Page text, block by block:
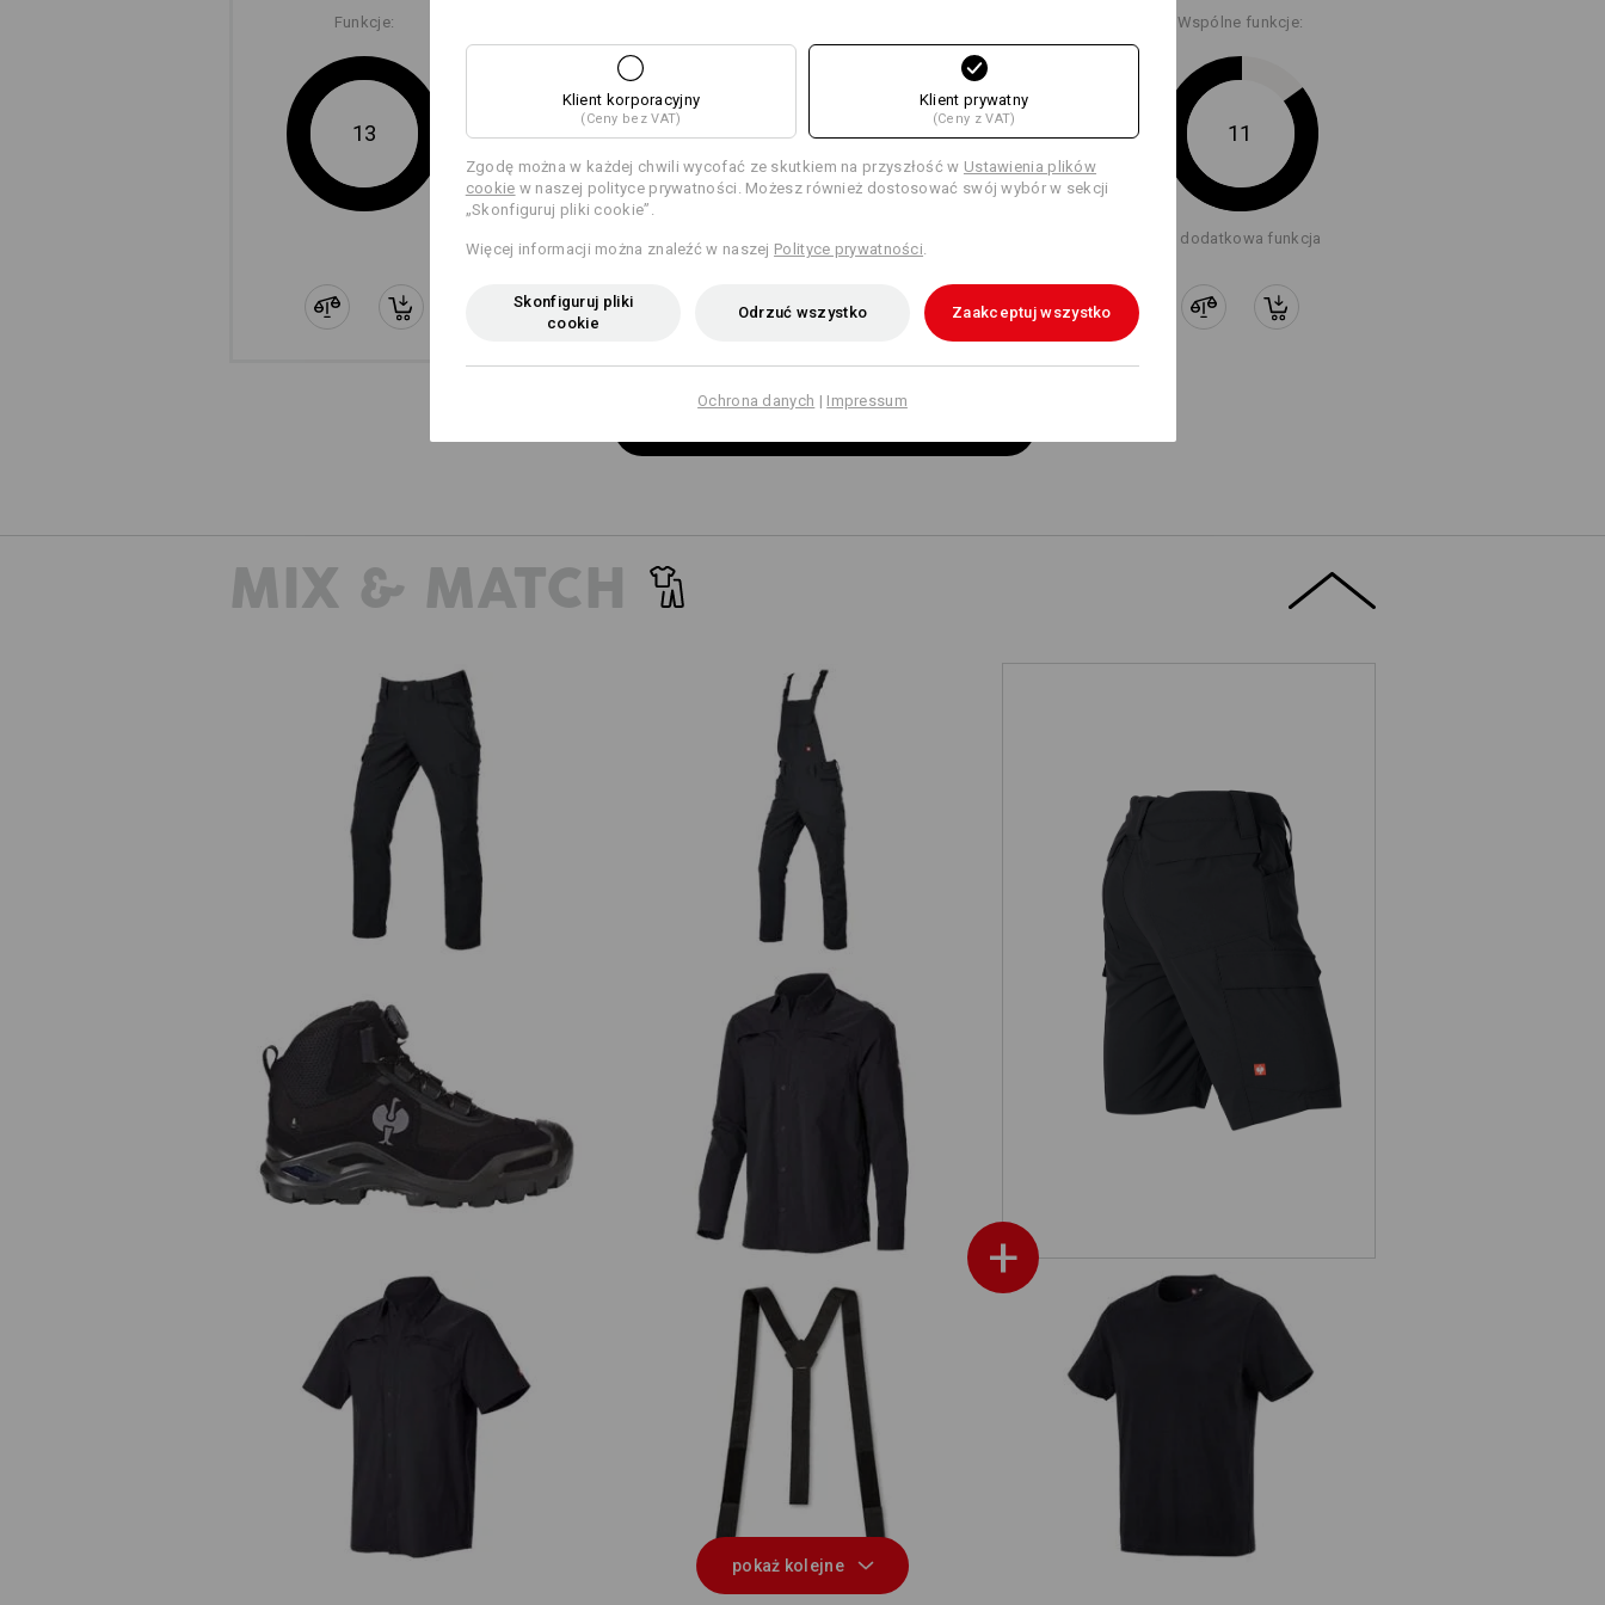
dzięki splotowi przypominającemu szachownicę ze zintegrowanymi
nićmi wzmacniającymi. Dzięki gramaturze materiału wynoszącej
zaledwie 156 g/m² szorty e.s.t:aktik light ripstop są nie tylko
wytrzymałe, ale także zapewniają lekkość i przewiewność. Idealne
tutaj nie zginie. A dyskretna kieszeń na narzędzia z klipsem jest
wzmocnienie od wewnątrz zapewnia dobre mocowanie. Drobny
Funkcje:
13 11
+9 dodatkowe funkcje
11
+8 dodatkowe funkcje
Wspólne funkcje:
11
+1 dodatkowa funkcja
MIX & MATCH
Szorty e.s.t:aktik light ripstop
+
Spodnie do pasa e.s.t:aktik light
ripstop
Ogrodniczki e.s.t:aktik light ripstop
S3 Buty ochronne e.s. Kastra II mid
Koszule robocze e.s.t:aktik, długi
Koszule robocze e.s.t:aktik, krótki
Szelki e.s.t:aktik e.s. Koszulka cotton
pokaż kolejne
Klient korporacyjny
(Ceny bez VAT)
Klient prywatny
(Ceny z VAT)
Zgodę można w każdej chwili wycofać ze skutkiem na przyszłość w Ustawienia plików
cookie w naszej polityce prywatności. Możesz również dostosować swój wybór w sekcji
„Skonfiguruj pliki cookie”.
Więcej informacji można znaleźć w naszej Polityce prywatności
Skonfiguruj pliki
cookie
Odrzuć wszystko Zaakceptuj wszystko
Ochrona danych | Impressum